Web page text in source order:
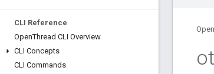
CLI Reference
OpenThread CLI Overview
CLI Concepts
CLI Commands
ot